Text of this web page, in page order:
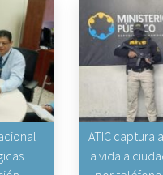
ATIC captura
la vida a